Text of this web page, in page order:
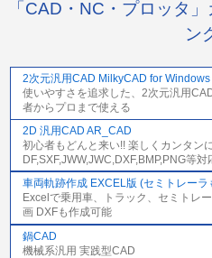
「CAD・NC・プロッタ
ン
2次元汎用CAD MilkyCAD for Windows
使いやすさを追求した、2次元汎用
者からプロまで使える
2D 汎用CAD AR_CAD
初心者もどんと来い!! 楽しくカンタン
DF,SXF,JWW,JWC,DXF,BMP,PNG等対
車両軌跡作成 EXCEL版 (セミトレーラ
Excelで乗用車、トラック、セミトレ
画 DXFも作成可能
鍋CAD
機械系汎用 実践型CAD